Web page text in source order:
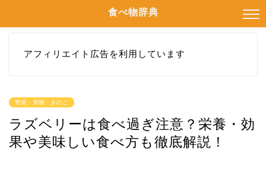
食べ物辞典
アフィリエイト広告を利用しています
野菜・果物・きのこ
ラズベリーは食べ過ぎ注意？栄養・効
果や美味しい食べ方も徹底解説！